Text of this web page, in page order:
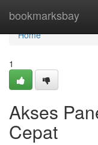
bookmarksbay
Home
Home
1
Akses
Cepat